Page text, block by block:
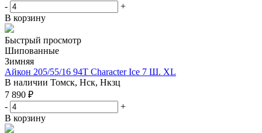
-
+
В корзину
Быстрый просмотр
Шипованные
Зимняя
Айкон 205/55/16 94T Character Ice 7 Ш. XL
В наличии Томск, Нск, Нкзц
7 890 ₽
-
+
В корзину